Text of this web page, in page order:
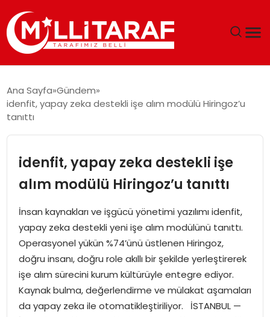
ÖZEL SAYFALAR
SPOR
SIYASET
MAGAZIN
Ana Sayfa Gündem
idenfit, yapay zeka destekli işe alım modülü Hiringoz’u
tanıttı
idenfit, yapay zeka destekli işe
alım modülü Hiringoz’u tanıttı
İnsan kaynakları ve işgücü yönetimi yazılımı idenfit,
yapay zeka destekli yeni işe alım modülünü tanıttı.
Operasyonel yükün %74’ünü üstlenen Hiringoz,
doğru insanı, doğru role akıllı bir şekilde yerleştirerek
işe alım sürecini kurum kültürüyle entegre ediyor.
Kaynak bulma, değerlendirme ve mülakat aşamaları
da yapay zeka ile otomatikleştiriliyor. İSTANBUL —